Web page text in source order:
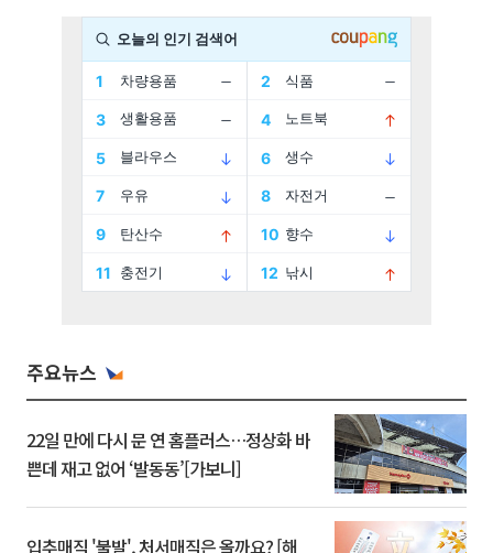
주요뉴스
22일 만에 다시 문 연 홈플러스…정상화 바
쁜데 재고 없어 ‘발동동’[가보니]
입추매직 '불발', 처서매직은 올까요? [해